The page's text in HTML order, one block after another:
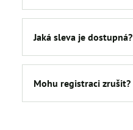
Jaká sleva je dostupná?
Mohu registraci zrušit?